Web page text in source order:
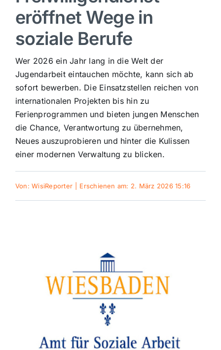
Sport
Panorama
Mein Stadtteil
Verkehrsmeldungen
Gewinnspiele
eröffnet Wege in
soziale Berufe
Wer 2026 ein Jahr lang in die Welt der
Jugendarbeit eintauchen möchte, kann sich ab
sofort bewerben. Die Einsatzstellen reichen von
internationalen Projekten bis hin zu
Ferienprogrammen und bieten jungen Menschen
die Chance, Verantwortung zu übernehmen,
Neues auszuprobieren und hinter die Kulissen
einer modernen Verwaltung zu blicken.
Von:WisiReporter Erschienen am: 2. März 2026 15:16